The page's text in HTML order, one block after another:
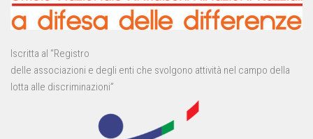
Iscritta al “Registro
delle associazioni e degli enti che svolgono attività nel campo della
lotta alle discriminazioni”